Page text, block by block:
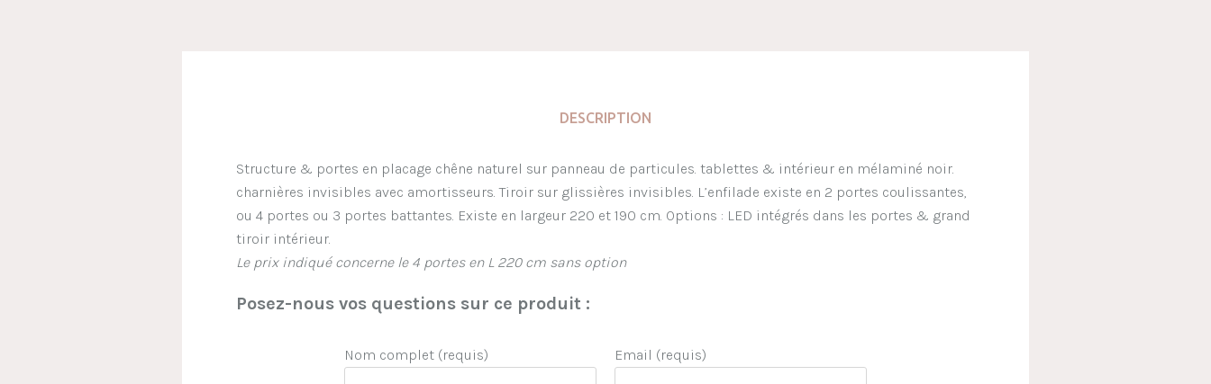
DESCRIPTION
Structure & portes en placage chêne naturel sur panneau de particules. tablettes & intérieur en mélaminé noir.
charnières invisibles avec amortisseurs. Tiroir sur glissières invisibles. L’enfilade existe en 2 portes coulissantes,
ou 4 portes ou 3 portes battantes. Existe en largeur 220 et 190 cm. Options : LED intégrés dans les portes & grand
tiroir intérieur.
Le prix indiqué concerne le 4 portes en L 220 cm sans option
Posez-nous vos questions sur ce produit :
Nom complet (requis) Email (requis)